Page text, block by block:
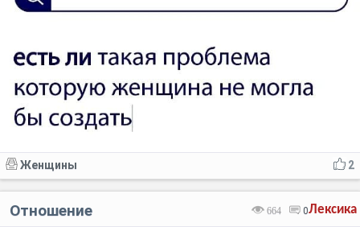
2
Женщины
Лексика
664 0
Отношение